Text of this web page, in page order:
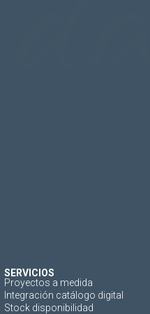
SERVICIOS
Proyectos a medida
Integración catálogo digital
Stock disponibilidad